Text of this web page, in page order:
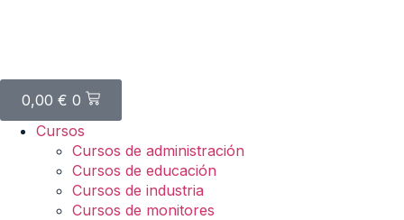
0,00 € 0
Cursos
Cursos de administración
Cursos de educación
Cursos de industria
Cursos de monitores